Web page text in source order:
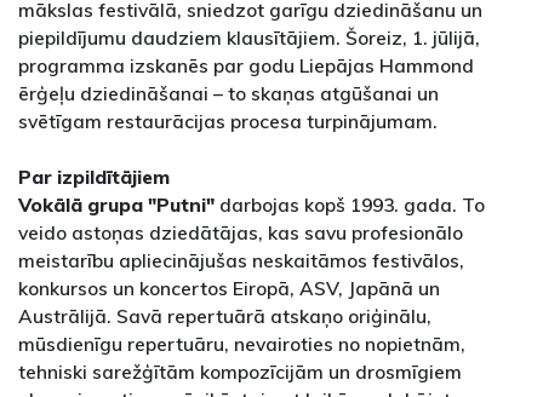
mākslas festivālā, sniedzot garīgu dziedināšanu un
piepildījumu daudziem klausītājiem. Šoreiz, 1. jūlijā,
programma izskanēs par godu Liepājas Hammond
ērģeļu dziedināšanai – to skaņas atgūšanai un
svētīgam restaurācijas procesa turpinājumam.
Par izpildītājiem
Vokālā grupa "Putni" darbojas kopš 1993. gada. To
veido astoņas dziedātājas, kas savu profesionālo
meistarību apliecinājušas neskaitāmos festivālos,
konkursos un koncertos Eiropā, ASV, Japānā un
Austrālijā. Savā repertuārā atskaņo oriģinālu,
mūsdienīgu repertuāru, nevairoties no nopietnām,
tehniski sarežģītām kompozīcijām un drosmīgiem